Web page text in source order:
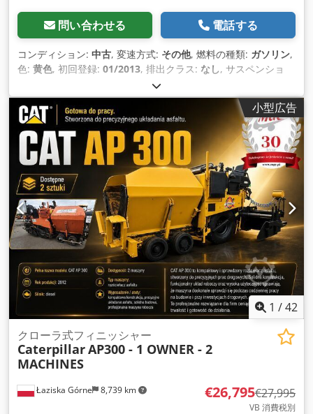
問い合わせる 電話する
コンディション: 中古, 変速方式: その他, 燃料の種類: ガソリン,
色: 黄色, 初回登録: 01/2013, 排出クラス: なし, サスペンショ
, 稼働時間:
小型広告
1 /42
Łaziska Górne 8,739 km
クローラ式フィニッシャー
CaterpillarAP300 - 1 OWNER - 2
MACHINES
€26,795€27,995
VB 消費税別